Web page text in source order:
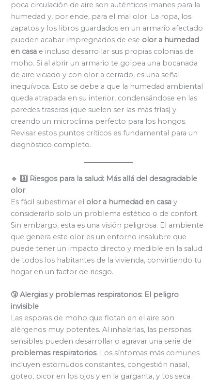
poca circulación de aire son auténticos imanes para la
humedad y, por ende, para el mal olor. La ropa, los
zapatos y los libros guardados en un armario afectado
pueden acabar impregnados de ese olor a humedad
en casa e incluso desarrollar sus propias colonias de
moho. Si al abrir un armario te golpea una bocanada
de aire viciado y con olor a cerrado, es una señal
inequívoca. Esto se debe a que la humedad ambiental
queda atrapada en su interior, condensándose en las
paredes traseras (que suelen ser las más frías) y
creando un microclima perfecto para los hongos.
Revisar estos puntos críticos es fundamental para un
diagnóstico completo.
🔹 3️⃣ Riesgos para la salud: Más allá del desagradable
olor
Es fácil subestimar el olor a humedad en casa y
considerarlo solo un problema estético o de confort.
Sin embargo, esta es una visión peligrosa. El ambiente
que genera este olor es un entorno insalubre que
puede tener un impacto directo y medible en la salud
de todos los habitantes de la vivienda, convirtiendo tu
hogar en un factor de riesgo.
🤧 Alergias y problemas respiratorios: El peligro
invisible
Las esporas de moho que flotan en el aire son
alérgenos muy potentes. Al inhalarlas, las personas
sensibles pueden desarrollar o agravar una serie de
problemas respiratorios. Los síntomas más comunes
incluyen estornudos constantes, congestión nasal,
goteo, picor en los ojos y en la garganta, y tos seca.